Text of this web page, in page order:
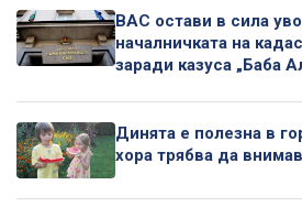
ВАС остави в сила
началничката на
заради казуса „Баба
Динята е полезна в
хора трябва да